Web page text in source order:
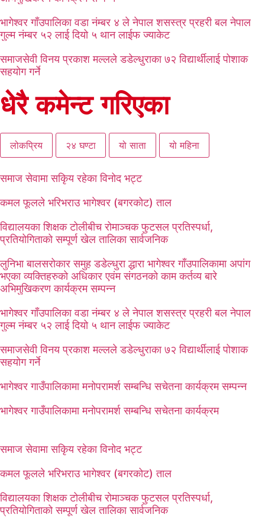
भागेश्वर गाँउपालिका वडा नंम्बर ४ ले नेपाल शसस्त्र प्रहरी बल नेपाल
गुल्म नंम्बर ५२ लाई दियो ५ थान लाईफ ज्याकेट
समाजसेवी विनय प्रकाश मल्लले डडेल्धुराका ७२ विद्यार्थीलाई पोशाक
सहयोग गर्ने
धेरै कमेन्ट गरिएका
लोकप्रिय २४ घण्टा यो साता यो महिना
समाज सेवामा सकिृय रहेका विनोद भट्ट
कमल फूलले भरिभराउ भागेश्वर (बगरकोट) ताल
विद्यालयका शिक्षक टोलीबीच रोमाञ्चक फुटसल प्रतिस्पर्धा,
प्रतियोगिताको सम्पूर्ण खेल तालिका सार्वजनिक
लुनिभा बालसरोकार समुह डडेल्धुरा द्धारा भागेश्वर गाँउपालिकामा अपांग
भएका व्यक्तिहरुको अधिकार एवंम संगठनको काम कर्तव्य बारे
अभिमुखिकरण कार्यक्रम सम्पन्न
भागेश्वर गाँउपालिका वडा नंम्बर ४ ले नेपाल शसस्त्र प्रहरी बल नेपाल
गुल्म नंम्बर ५२ लाई दियो ५ थान लाईफ ज्याकेट
समाजसेवी विनय प्रकाश मल्लले डडेल्धुराका ७२ विद्यार्थीलाई पोशाक
सहयोग गर्ने
भागेश्वर गाउँपालिकामा मनोपरामर्श सम्बन्धि सचेतना कार्यक्रम सम्पन्न
भागेश्वर गाउँपालिकामा मनोपरामर्श सम्बन्धि सचेतना कार्यक्रम
समाज सेवामा सकिृय रहेका विनोद भट्ट
कमल फूलले भरिभराउ भागेश्वर (बगरकोट) ताल
विद्यालयका शिक्षक टोलीबीच रोमाञ्चक फुटसल प्रतिस्पर्धा,
प्रतियोगिताको सम्पूर्ण खेल तालिका सार्वजनिक